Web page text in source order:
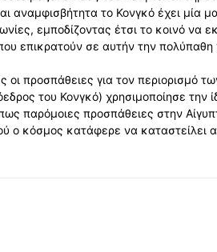
αναμφισβήτητα το Κονγκό έχει μία
εμποδίζοντας έτσι το κοινό να
επικρατούν σε αυτήν την
οι προσπάθειες για τον περιορισμό
του Κονγκό) χρησιμοποίησε την
παρόμοιες προσπάθειες στην
ο κόσμος κατάφερε να καταστείλει